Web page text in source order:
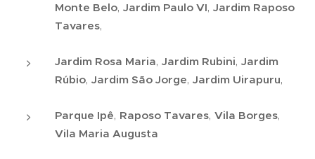
Monte Belo, Jardim Paulo VI, Jardim Raposo
Tavares,
Jardim Rosa Maria, Jardim Rubini, Jardim
Rúbio, Jardim São Jorge, Jardim Uirapuru,
Parque Ipê, Raposo Tavares, Vila Borges,
Vila Maria Augusta